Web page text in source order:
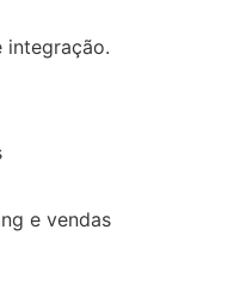
integração.
e vendas